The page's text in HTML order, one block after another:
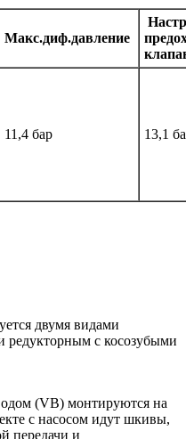
Макс.диф.давление
11,4 бар
13,1
двумя видами
с косозубыми
(VB) монтируются на
с насосом идут шкивы,
передачи и